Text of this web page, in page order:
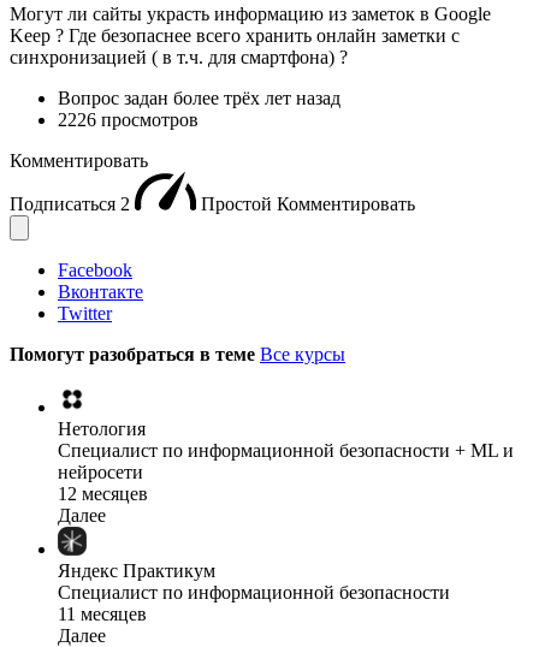
Могут ли сайты украсть информацию из заметок в Google
Keep ? Где безопаснее всего хранить онлайн заметки с
синхронизацией ( в т.ч. для смартфона) ?
Вопрос задан более трёх лет назад
2226 просмотров
Комментировать
Подписаться 2 Простой Комментировать
Facebook
Вконтакте
Twitter
Помогут разобраться в теме Все курсы
Нетология
Специалист по информационной безопасности + ML и
нейросети
12 месяцев
Далее
Яндекс Практикум
Специалист по информационной безопасности
11 месяцев
Далее